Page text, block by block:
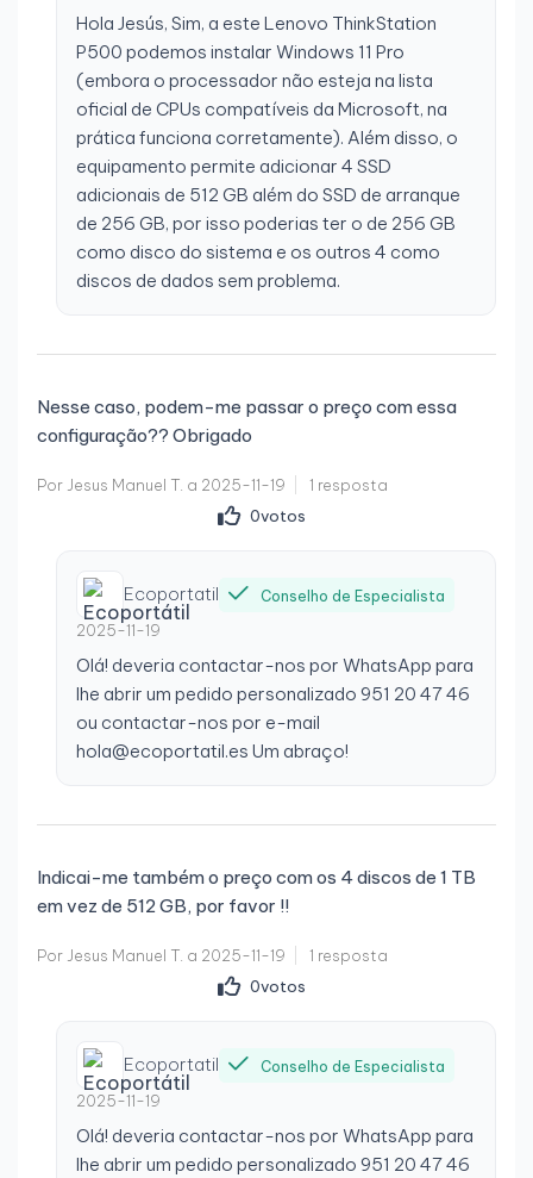
Hola Jesús, Sim, a este Lenovo ThinkStation
P500 podemos instalar Windows 11 Pro
(embora o processador não esteja na lista
oficial de CPUs compatíveis da Microsoft, na
prática funciona corretamente). Além disso, o
equipamento permite adicionar 4 SSD
adicionais de 512 GB além do SSD de arranque
de 256 GB, por isso poderias ter o de 256 GB
como disco do sistema e os outros 4 como
discos de dados sem problema.
Nesse caso, podem-me passar o preço com essa
configuração?? Obrigado
Por Jesus Manuel T. a 2025-11-19
1 resposta
0votos
Ecoportatil Conselho de Especialista
2025-11-19
Olá! deveria contactar-nos por WhatsApp para
lhe abrir um pedido personalizado 951 20 47 46
ou contactar-nos por e-mail
hola@ecoportatil.es Um abraço!
Indicai-me também o preço com os 4 discos de 1 TB
em vez de 512 GB, por favor !!
Por Jesus Manuel T. a 2025-11-19
1 resposta
0votos
Ecoportatil Conselho de Especialista
2025-11-19
Olá! deveria contactar-nos por WhatsApp para
lhe abrir um pedido personalizado 951 20 47 46